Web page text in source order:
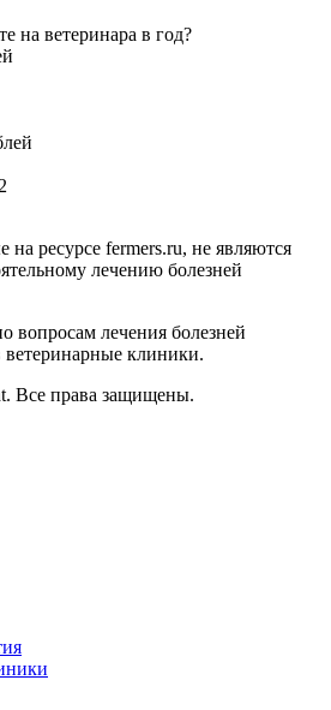
на ветеринара в год?
на ресурсе fermers.ru, не являются
лечению болезней
вопросам лечения болезней
клиники.
Все права защищены.